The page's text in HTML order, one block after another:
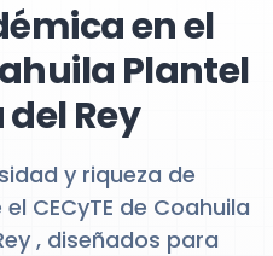
en el
Plantel
Rey
y riqueza de
CECyTE de Coahuila
, diseñados para